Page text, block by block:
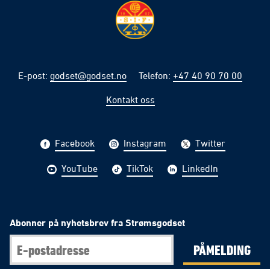
E-post: godset@godset.no Telefon: +47 40 90 70 00
Kontakt oss
Facebook Instagram Twitter
YouTube TikTok LinkedIn
Abonner på nyhetsbrev fra Strømsgodset
PÅMELDING